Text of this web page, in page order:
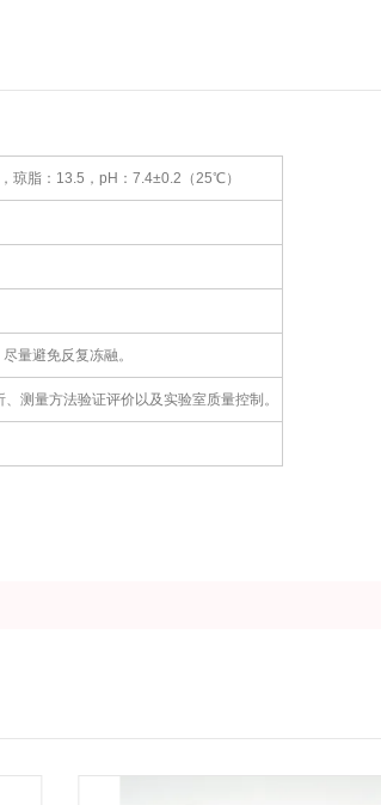
琼脂：13.5，pH：7.4±0.2（25℃）
量避免反复冻融。
测量方法验证评价以及实验室质量控制。